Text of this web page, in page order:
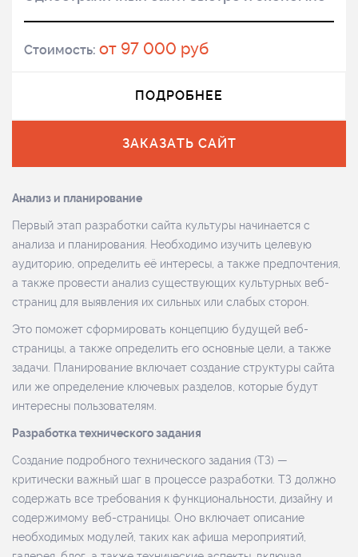
Стоимость: от 97 000 руб
ПОДРОБНЕЕ
ЗАКАЗАТЬ САЙТ
Анализ и планирование
Первый этап разработки сайта культуры начинается с
анализа и планирования. Необходимо изучить целевую
аудиторию, определить её интересы, а также предпочтения,
а также провести анализ существующих культурных веб-
страниц для выявления их сильных или слабых сторон.
Это поможет сформировать концепцию будущей веб-
страницы, а также определить его основные цели, а также
задачи. Планирование включает создание структуры сайта
или же определение ключевых разделов, которые будут
интересны пользователям.
Разработка технического задания
Создание подробного технического задания (ТЗ) —
критически важный шаг в процессе разработки. ТЗ должно
содержать все требования к функциональности, дизайну и
содержимому веб-страницы. Оно включает описание
необходимых модулей, таких как афиша мероприятий,